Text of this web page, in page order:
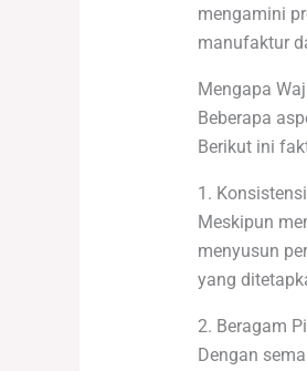
mengamini
manufaktur
Mengapa
Beberapa
Berikut ini
1.
Meskipun
menyusun
yang
2. Beragam
Dengan